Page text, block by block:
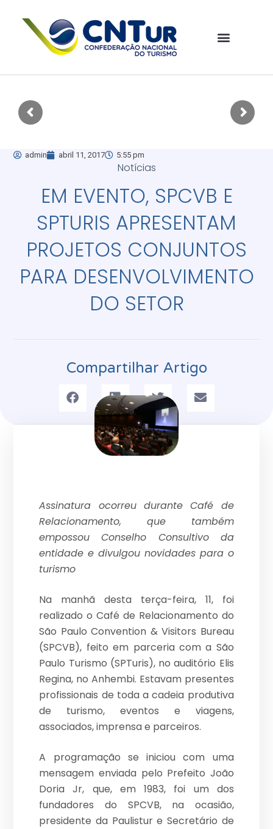
admin abril 11, 2017 5:55 pm
Notícias
EM EVENTO, SPCVB E
SPTURIS APRESENTAM
PROJETOS CONJUNTOS
PARA DESENVOLVIMENTO
DO SETOR
Compartilhar Artigo
Assinatura ocorreu durante Café de
Relacionamento, que também
empossou Conselho Consultivo da
entidade e divulgou novidades para o
turismo
Na manhã desta terça-feira, 11, foi
realizado o Café de Relacionamento do
São Paulo Convention & Visitors Bureau
(SPCVB), feito em parceria com a São
Paulo Turismo (SPTuris), no auditório Elis
Regina, no Anhembi. Estavam presentes
profissionais de toda a cadeia produtiva
de turismo, eventos e viagens,
associados, imprensa e parceiros.
A programação se iniciou com uma
mensagem enviada pelo Prefeito João
Doria Jr, que, em 1983, foi um dos
fundadores do SPCVB, na ocasião,
presidente da Paulistur e Secretário de